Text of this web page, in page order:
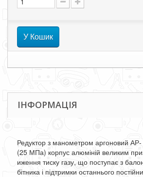
У Кошик
ІНФОРМАЦІЯ
Редуктор з манометром аргоновий АР-
(25 МПа) корпус алюміній великим
иження тиску газу, що поступає з
бітника і підтримки останнього